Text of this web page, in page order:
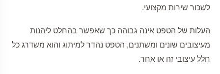
לשכור שירות מקצועי.
העלות של הטפט אינה גבוהה כך שאפשר בהחלט ליהנות
מעיצובים שונים ומשתנים, הטפט נהדר למיתוג והוא משדרג כל
חלל עיצובי זה או אחר.